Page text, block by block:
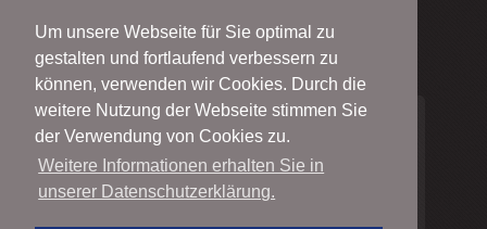
Um unsere Webseite für Sie optimal zu
gestalten und fortlaufend verbessern zu
können, verwenden wir Cookies. Durch die
weitere Nutzung der Webseite stimmen Sie
der Verwendung von Cookies zu.
Weitere Informationen erhalten Sie in
unserer Datenschutzerklärung.
© Taekwondo-Verband Schleswig-Holstein e.V.
2001 - 2026
Alle Rechte vorbehalten